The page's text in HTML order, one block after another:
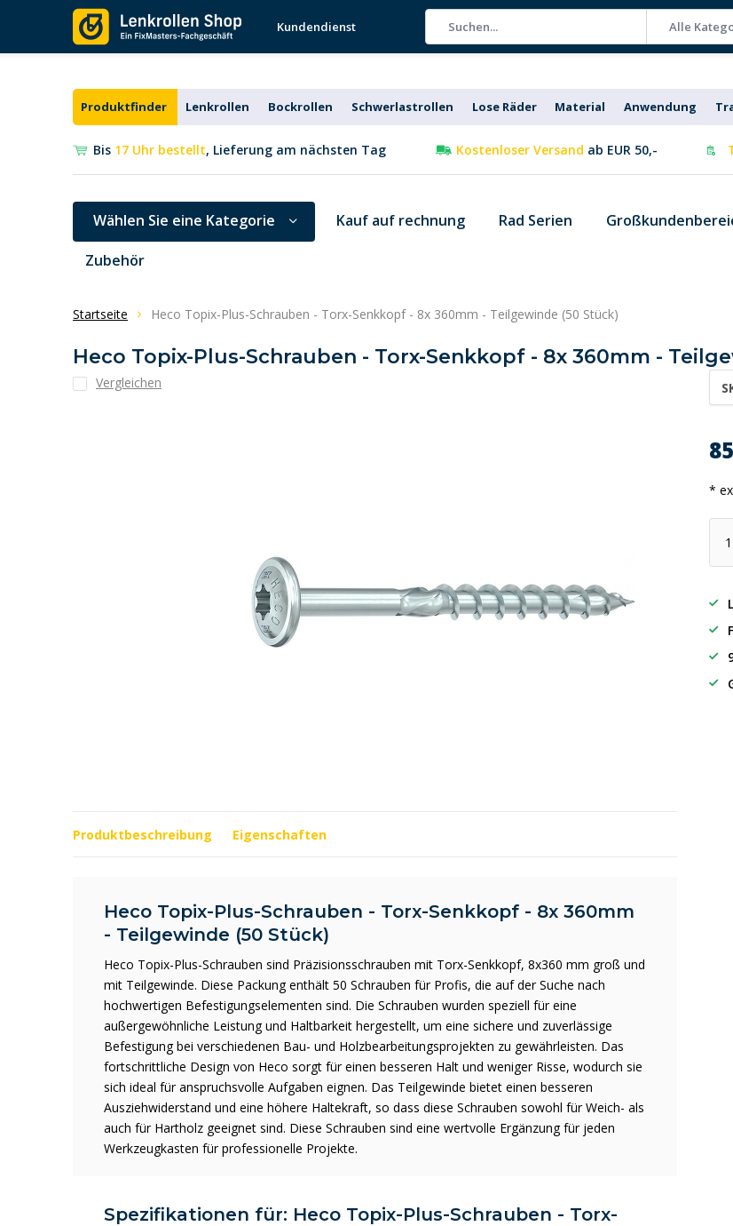
Kundendienst Alle
Produktfinder Lenkrollen Bockrollen Schwerlastrollen Lose Räder Material Anwendung
Bis 17 Uhr bestellt, Lieferung am nächsten Tag Kostenloser Versand ab EUR 50,-
Wählen Sie eine Kategorie Kauf auf rechnung Rad Serien
Zubehör
Startseite Heco Topix-Plus-Schrauben - Torx-Senkkopf - 8x 360mm - Teilgewinde (50 Stück)
Heco Topix-Plus-Schrauben - Torx-Senkkopf - 8x 360mm -
Vergleichen
*
Produktbeschreibung Eigenschaften
Heco Topix-Plus-Schrauben - Torx-Senkkopf - 8x 360mm
- Teilgewinde (50 Stück)
Heco Topix-Plus-Schrauben sind Präzisionsschrauben mit Torx-Senkkopf, 8x360 mm groß und
mit Teilgewinde. Diese Packung enthält 50 Schrauben für Profis, die auf der Suche nach
hochwertigen Befestigungselementen sind. Die Schrauben wurden speziell für eine
außergewöhnliche Leistung und Haltbarkeit hergestellt, um eine sichere und zuverlässige
Befestigung bei verschiedenen Bau- und Holzbearbeitungsprojekten zu gewährleisten. Das
fortschrittliche Design von Heco sorgt für einen besseren Halt und weniger Risse, wodurch sie
sich ideal für anspruchsvolle Aufgaben eignen. Das Teilgewinde bietet einen besseren
Ausziehwiderstand und eine höhere Haltekraft, so dass diese Schrauben sowohl für Weich- als
auch für Hartholz geeignet sind. Diese Schrauben sind eine wertvolle Ergänzung für jeden
Werkzeugkasten für professionelle Projekte.
Spezifikationen für: Heco Topix-Plus-Schrauben - Torx-